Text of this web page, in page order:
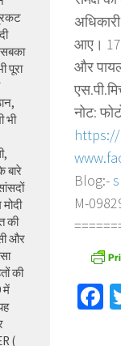
आए। 17
और
नोट:
Blog:-
M-
पूरा
भी
बारे
की
और
की
में
(